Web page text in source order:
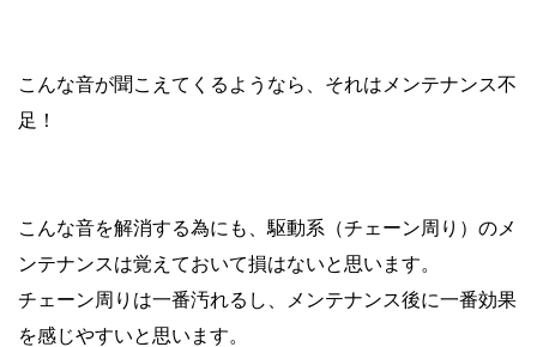
こんな音が聞こえてくるようなら、それはメンテナンス不
足！
こんな音を解消する為にも、 駆動系（チェーン周り） のメ
ンテナンスは覚えておいて損はないと思います。
チェーン周りは一番汚れるし、メンテナンス後に一番効果
を感じやすいと思います。